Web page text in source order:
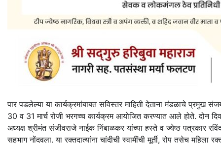
पार पडलेल्या या कार्यक्रमांबाबत सविस्तर माहिती देताना मंडळाचे प्रमुख
30 व 31 मार्च रोजी भरगच्च कार्यक्रम आयोजित करण्यात आले होते. दोन
अध्यक्ष श्रीमंत संजीवराजे नाईक निंबाळकर यांच्या हस्ते व ज्येष्ठ पत्रकार
सहभाग नोंदवला. या रक्तदात्यांना चांदीची स्वामींची मूर्ती, रोप तसेच